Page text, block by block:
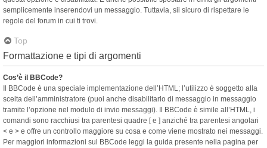
semplicemente inserendovi un messaggio. Tuttavia, sii sicuro di rispettare le
regole del forum in cui ti trovi.
Top
Formattazione e tipi di argomenti
Cos’è il BBCode?
Il BBCode è una speciale implementazione dell’HTML; l’utilizzo è soggetto alla
scelta dell’amministratore (puoi anche disabilitarlo di messaggio in messaggio
tramite l’opzione nel modulo di invio messaggi). Il BBCode è simile all’HTML, i
comandi sono racchiusi tra parentesi quadre [ e ] anziché tra parentesi angolari
< e > e offre un controllo maggiore su cosa e come viene mostrato nei messaggi.
Per maggiori informazioni sul BBCode leggi la guida presente nella pagina per